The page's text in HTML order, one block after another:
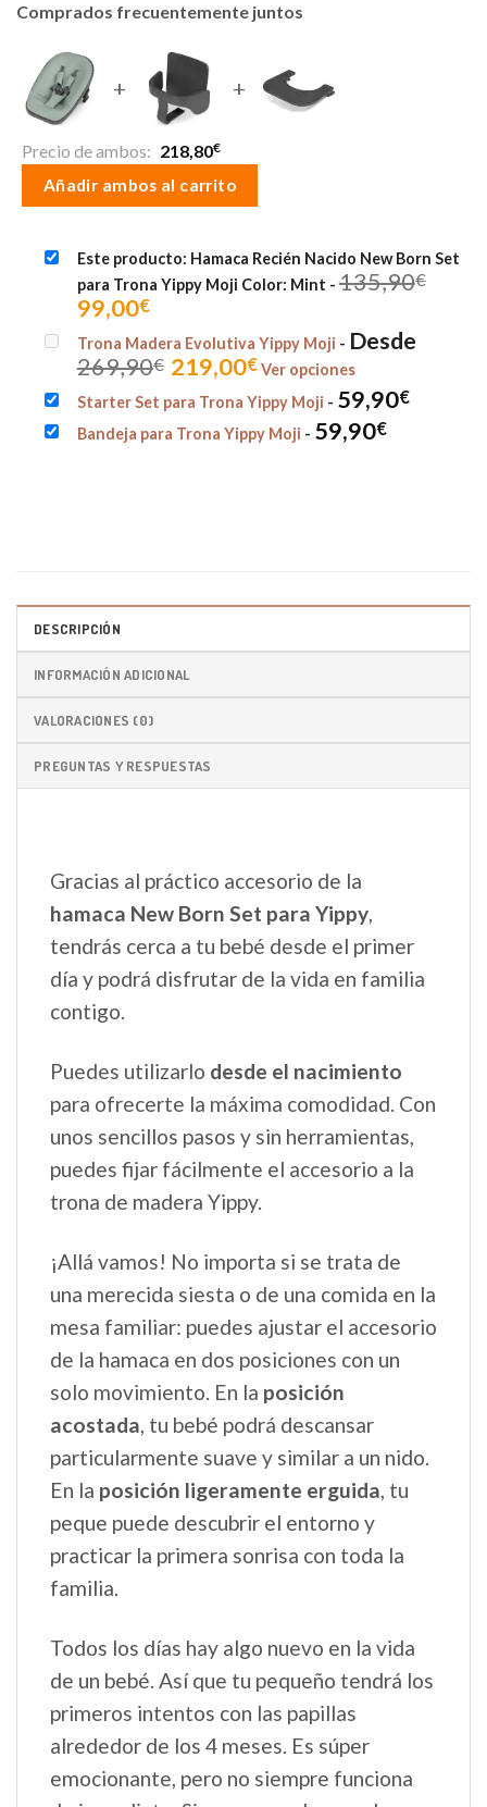
Comprados frecuentemente juntos
+ +
Precio de ambos: 218,80€
Añadir ambos al carrito
Este producto: Hamaca Recién Nacido New Born Set
para Trona Yippy Moji Color: Mint -135,90€
El
precio
original
era:
135,90€.
99,00€El
actual
es:
99,00€.
Trona Madera Evolutiva Yippy Moji - Desde
269,90€ 219,00€Ver opciones
Starter Set para Trona Yippy Moji - 59,90€
Bandeja para Trona Yippy Moji - 59,90€
DESCRIPCIÓN
INFORMACIÓN ADICIONAL
VALORACIONES (0)
PREGUNTAS Y RESPUESTAS
Gracias al práctico accesorio de la
hamaca New Born Set para Yippy,
tendrás cerca a tu bebé desde el primer
día y podrá disfrutar de la vida en familia
contigo.
Puedes utilizarlo desde el nacimiento
para ofrecerte la máxima comodidad. Con
unos sencillos pasos y sin herramientas,
puedes fijar fácilmente el accesorio a la
trona de madera Yippy.
¡Allá vamos! No importa si se trata de
una merecida siesta o de una comida en la
mesa familiar: puedes ajustar el accesorio
de la hamaca en dos posiciones con un
solo movimiento. En la posición
acostada, tu bebé podrá descansar
particularmente suave y similar a un nido.
En la posición ligeramente erguida, tu
peque puede descubrir el entorno y
practicar la primera sonrisa con toda la
familia.
Todos los días hay algo nuevo en la vida
de un bebé. Así que tu pequeño tendrá los
primeros intentos con las papillas
alrededor de los 4 meses. Es súper
emocionante, pero no siempre funciona